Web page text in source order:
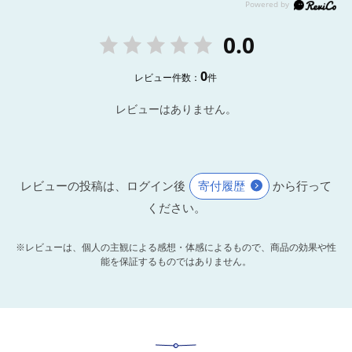
0.0
レビュー件数：0件
レビューはありません。
レビューの投稿は、ログイン後 寄付履歴
から行って
ください。
※レビューは、個人の主観による感想・体感によるもので、商品の効果や性
能を保証するものではありません。